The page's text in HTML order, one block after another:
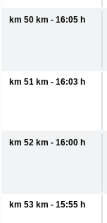
km 50 km - 16:05 h
km 51 km - 16:03 h
km 52 km - 16:00 h
km 53 km - 15:55 h